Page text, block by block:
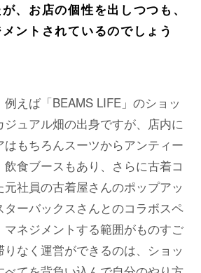
、お店の個性を出しつつも、
ントされているのでしょう
例えば「BEAMS LIFE」のショッ
ュアル畑の出身ですが、店内に
もちろんスーツからアンティー
食ブースもあり、さらに古着コ
社員の古着屋さんのポップアッ
ーバックスさんとのコラボスペ
ネジメントする範囲がものすご
りなく運営ができるのは、ショッ